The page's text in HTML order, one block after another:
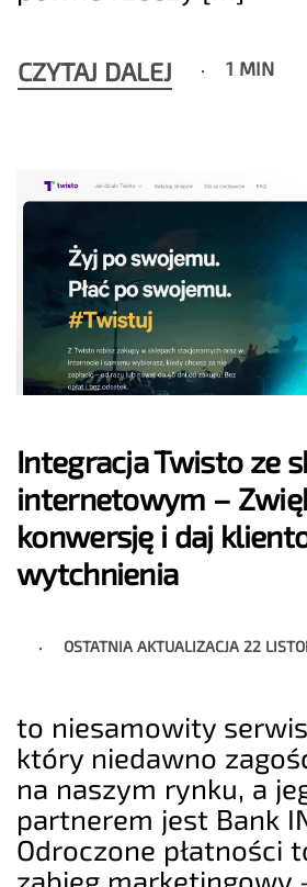
CZYTAJ DALEJ 1 MIN
Integracja Twisto ze
internetowym –
konwersję i daj
wytchnienia
OSTATNIA AKTUALIZACJA 22
to niesamowity
który niedawno
na naszym rynku, a
partnerem jest Bank
Odroczone płatności
zabieg marketingowy